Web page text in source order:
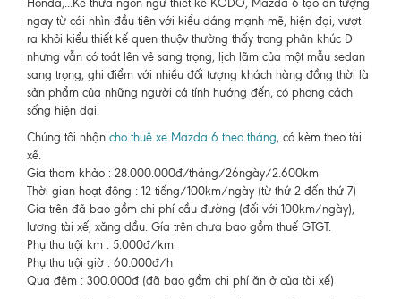
Honda,...Kế thừa ngôn ngữ thiết kế KODO, Mazda 6 tạo ấn tượng
ngay từ cái nhìn đầu tiên với kiểu dáng mạnh mẽ, hiện đại, vượt
ra khỏi kiểu thiết kế quen thuộv thường thấy trong phân khúc D
nhưng vẫn có toát lên vẻ sang trọng, lịch lãm của một mẫu sedan
sang trọng, ghi điểm với nhiều đối tượng khách hàng đồng thời là
sản phẩm của những người cá tính hướng đến, có phong cách
sống hiện đại.
Chúng tôi nhận cho thuê xe Mazda 6 theo tháng, có kèm theo tài
xế.
Gía tham khảo : 28.000.000đ/tháng/26ngày/2.600km
Thời gian hoạt động : 12 tiếng/100km/ngày (từ thứ 2 đến thứ 7)
Gía trên đã bao gồm chi phí cầu đường (đối với 100km/ngày),
lương tài xế, xăng dầu. Gía trên chưa bao gồm thuế GTGT.
Phụ thu trội km : 5.000đ/km
Phụ thu trội giờ : 60.000đ/h
Qua đêm : 300.000đ (đã bao gồm chi phí ăn ở của tài xế)